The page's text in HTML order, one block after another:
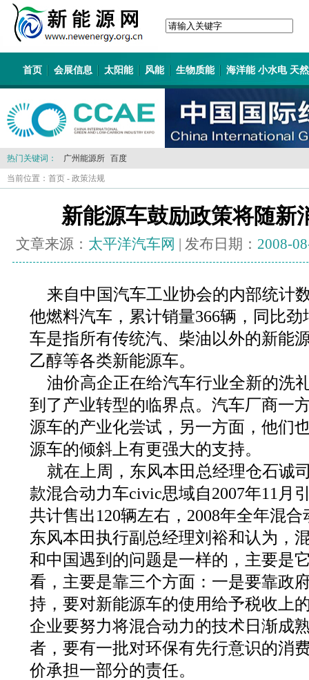
首页 会展信息 太阳能 风能 生物质能 海洋能 小水电 天
热门关键词： 广州能源所 百度
当前位置： 首页 - 政策法规
新能源车鼓励政策将随新
文章来源： 太平洋汽车网 | 发布日期： 2008-
来自中国汽车工业协会的内部统计
他燃料汽车，累计销量366辆，同比劲
车是指所有传统汽、柴油以外的新能
乙醇等各类新能源车。
油价高企正在给汽车行业全新的洗
到了产业转型的临界点。汽车厂商一
源车的产业化尝试，另一方面，他们
源车的倾斜上有更强大的支持。
就在上周，东风本田总经理仓石诚
款混合动力车civic思域自2007年11月
共计售出120辆左右，2008年全年混
东风本田执行副总经理刘裕和认为，
和中国遇到的问题是一样的，主要是
看，主要是靠三个方面：一是要靠政
持，要对新能源车的使用给予税收上
企业要努力将混合动力的技术日渐成
者，要有一批对环保有先行意识的消
价承担一部分的责任。